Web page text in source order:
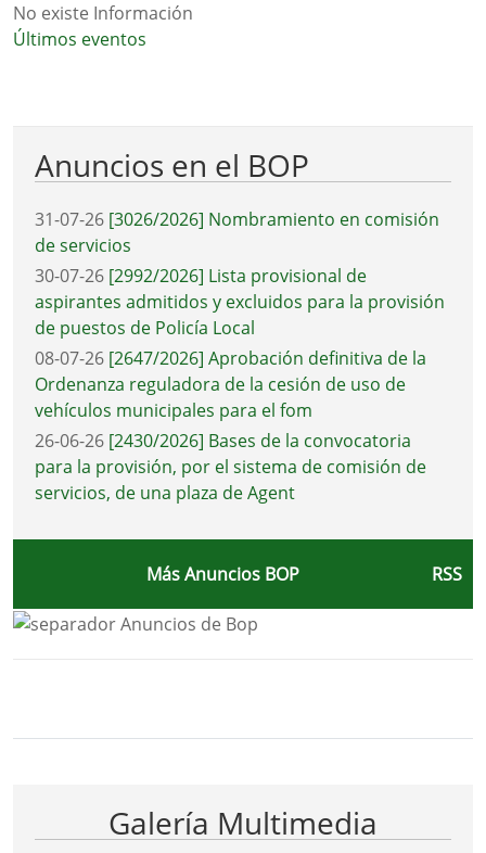
No existe Información
Últimos eventos
Anuncios en el BOP
31-07-26 [3026/2026] Nombramiento en comisión
de servicios
30-07-26 [2992/2026] Lista provisional de
aspirantes admitidos y excluidos para la provisión
de puestos de Policía Local
08-07-26 [2647/2026] Aprobación definitiva de la
Ordenanza reguladora de la cesión de uso de
vehículos municipales para el fom
26-06-26 [2430/2026] Bases de la convocatoria
para la provisión, por el sistema de comisión de
servicios, de una plaza de Agent
Más Anuncios BOP RSS
Galería Multimedia